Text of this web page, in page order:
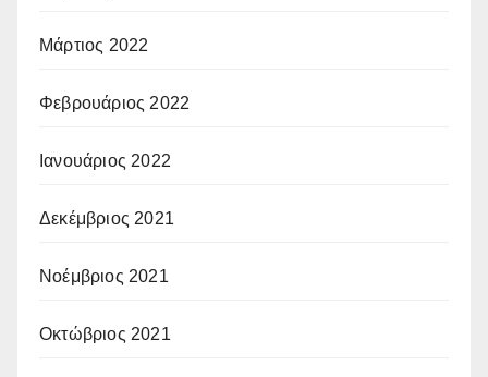
Μάρτιος 2022
Φεβρουάριος 2022
Ιανουάριος 2022
Δεκέμβριος 2021
Νοέμβριος 2021
Οκτώβριος 2021